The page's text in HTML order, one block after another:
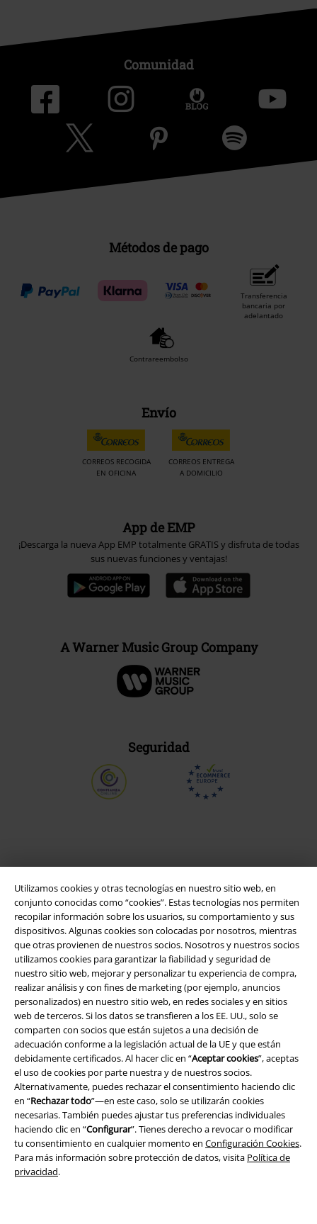
Utilizamos cookies y otras tecnologías en nuestro sitio web, en
conjunto conocidas como “cookies”. Estas tecnologías nos permiten
recopilar información sobre los usuarios, su comportamiento y sus
dispositivos. Algunas cookies son colocadas por nosotros, mientras
que otras provienen de nuestros socios. Nosotros y nuestros socios
utilizamos cookies para garantizar la fiabilidad y seguridad de
nuestro sitio web, mejorar y personalizar tu experiencia de compra,
realizar análisis y con fines de marketing (por ejemplo, anuncios
personalizados) en nuestro sitio web, en redes sociales y en sitios
web de terceros. Si los datos se transfieren a los EE. UU., solo se
comparten con socios que están sujetos a una decisión de
adecuación conforme a la legislación actual de la UE y que están
debidamente certificados. Al hacer clic en “Aceptar cookies”, aceptas
el uso de cookies por parte nuestra y de nuestros socios.
Alternativamente, puedes rechazar el consentimiento haciendo clic
en “Rechazar todo”—en este caso, solo se utilizarán cookies
necesarias. También puedes ajustar tus preferencias individuales
haciendo clic en “Configurar”. Tienes derecho a revocar o modificar
tu consentimiento en cualquier momento en Configuración Cookies.
Para más información sobre protección de datos, visita Política de
privacidad.
Comunidad
Métodos de pago
Transferencia
bancaria por
adelantado
Contrareembolso
Envío
CORREOS RECOGIDA
EN OFICINA
CORREOS ENTREGA
A DOMICILIO
App de EMP
¡Descarga la nueva App EMP totalmente GRATIS y disfruta de todas
sus nuevas funciones y ventajas!
A Warner Music Group Company
Seguridad
Legal
Términos y Condiciones
Aviso Legal
Ley protección de datos
Eliminación de residuos y protección del medioambiente
Declaración de Conformidad
Información sobre accesibilidad
Configuración Cookies